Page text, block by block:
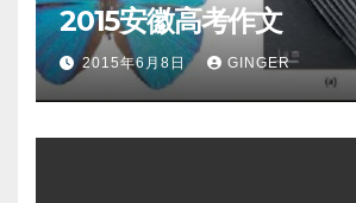
2015安徽高考作文
2015年6月8日 GINGER